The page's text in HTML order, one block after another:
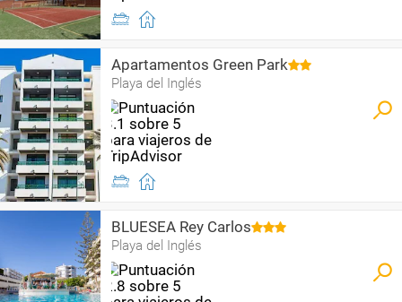
Apartamentos Green Park
Playa del Inglés
BLUESEA Rey Carlos
Playa del Inglés